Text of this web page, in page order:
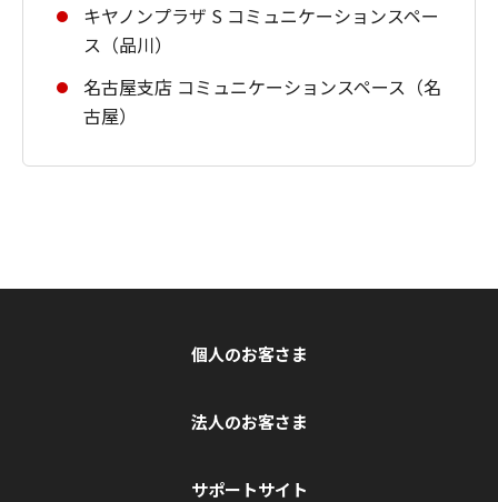
キヤノンプラザ S コミュニケーションスペー
ス（品川）
名古屋支店 コミュニケーションスペース（名
古屋）
個人のお客さま
法人のお客さま
サポートサイト